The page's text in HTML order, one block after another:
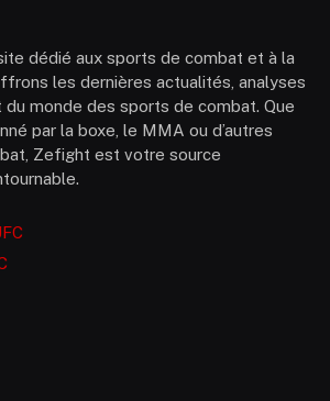
dédié aux sports de combat et à la
les dernières actualités, analyses
monde des sports de combat. Que
par la boxe, le MMA ou d’autres
Zefight est votre source